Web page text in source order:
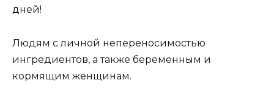
дней!
Людям с личной непереносимостью
ингредиентов, а также беременным и
кормящим женщинам.